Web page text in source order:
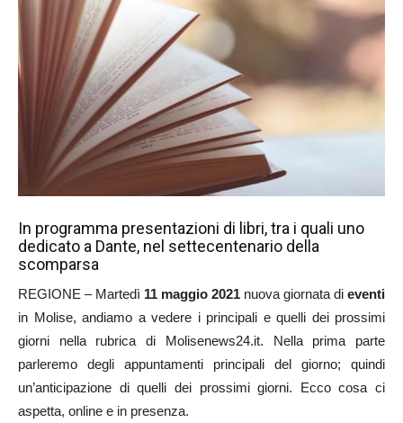
In programma presentazioni di libri, tra i quali uno
dedicato a Dante, nel settecentenario della
scomparsa
REGIONE – Martedì 11 maggio 2021 nuova giornata di eventi
in Molise, andiamo a vedere i principali e quelli dei prossimi
giorni nella rubrica di Molisenews24.it. Nella prima parte
parleremo degli appuntamenti principali del giorno; quindi
un’anticipazione di quelli dei prossimi giorni. Ecco cosa ci
aspetta, online e in presenza.